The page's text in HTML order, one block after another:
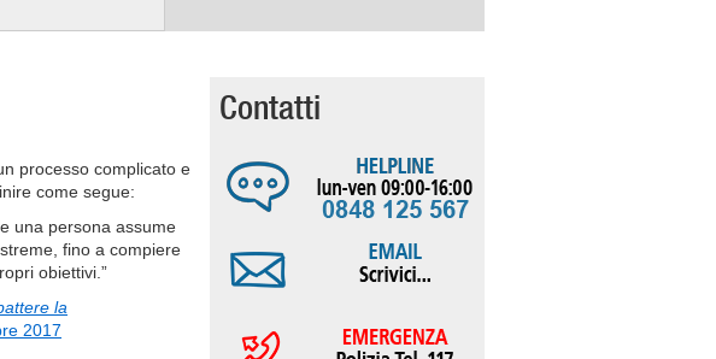
processo complicato e
come segue:
una persona assume
fino a compiere
obiettivi.”
la
2017
Contatti